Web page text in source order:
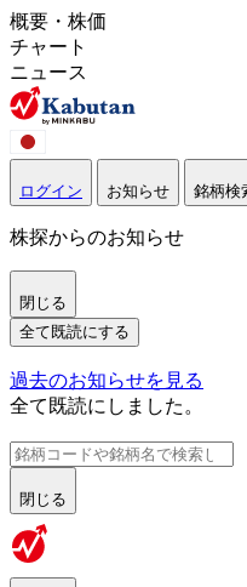
概要・株価
チャート
ニュース
ログイン お知らせ 銘柄検
株探からのお知らせ
閉じる
全て既読にする
過去のお知らせを見る
全て既読にしました。
閉じる